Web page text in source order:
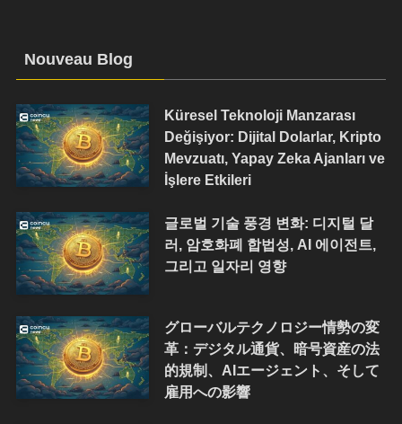
Nouveau Blog
Küresel Teknoloji Manzarası
Değişiyor: Dijital Dolarlar, Kripto
Mevzuatı, Yapay Zeka Ajanları ve
İşlere Etkileri
글로벌 기술 풍경 변화: 디지털 달
러, 암호화폐 합법성, AI 에이전트,
그리고 일자리 영향
グローバルテクノロジー情勢の変
革：デジタル通貨、暗号資産の法
的規制、AIエージェント、そして
雇用への影響